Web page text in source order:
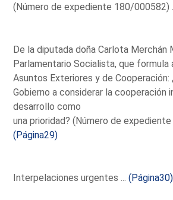
(Número de expediente 180/000582)
De la diputada doña Carlota Merchán
Parlamentario Socialista, que formula
Asuntos Exteriores y de Cooperación:
Gobierno a considerar la cooperación
desarrollo como
una prioridad? (Número de expediente
(Página29)
Interpelaciones urgentes ...(Página30)